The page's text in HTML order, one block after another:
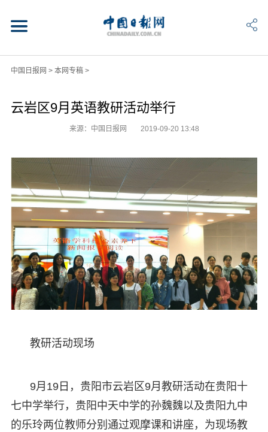
中国日报网 > 本网专稿>
云岩区9月英语教研活动举行
来源：中国日报网 2019-09-20 13:48
教研活动现场
9月19日，贵阳市云岩区9月教研活动在贵阳十
七中学举行，贵阳中天中学的孙魏魏以及贵阳九中
的乐玲两位教师分别通过观摩课和讲座，为现场教